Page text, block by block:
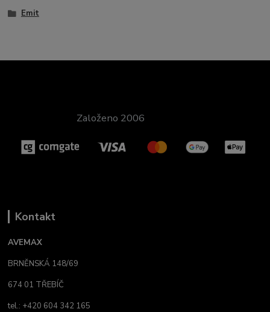
Emit
Založeno 2006
Kontakt
AVEMAX
BRNĚNSKÁ 148/69
674 01 TŘEBÍČ
tel.: +420 604 342 165